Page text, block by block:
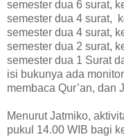
semester dua 6 surat,
semester dua 4 surat,
semester dua 4 surat,
semester dua 2 surat,
semester dua 1 Surat
isi bukunya ada
membaca Qur’an, dan
Menurut Jatmiko,
pukul 14.00 WIB bagi